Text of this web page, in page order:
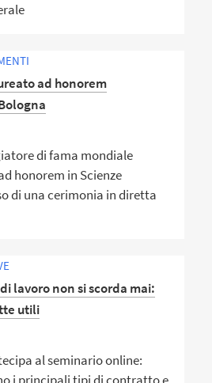
ad honorem
di fama mondiale
honorem in Scienze
di una cerimonia in diretta
lavoro non si scorda mai:
utili
al seminario online: